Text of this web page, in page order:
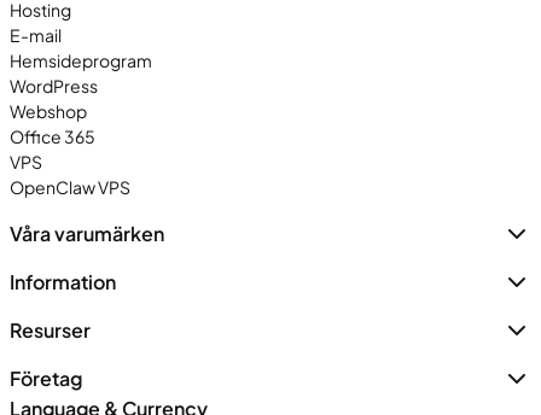
Hosting
E-mail
Hemsideprogram
WordPress
Webshop
Office 365
VPS
OpenClaw VPS
Våra varumärken
Information
Resurser
Företag
Language & Currency